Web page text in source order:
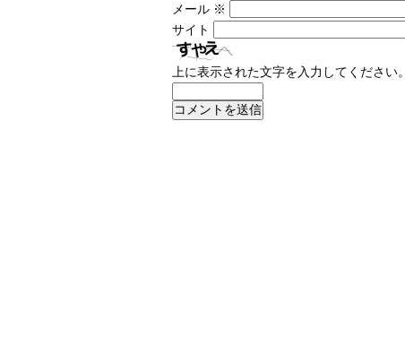
メール ※
サイト
上に表示された文字を入力してください。